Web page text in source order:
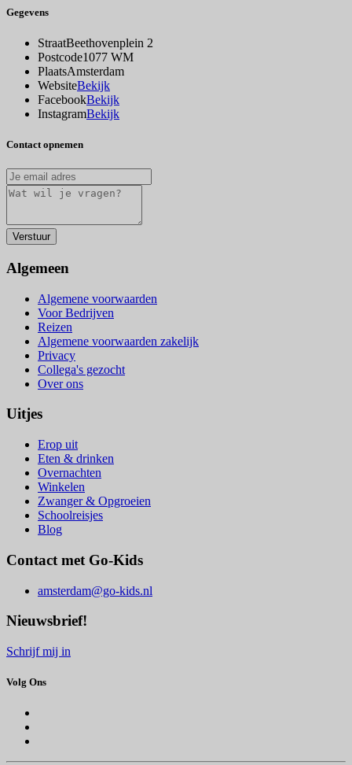
Gegevens
StraatBeethovenplein 2
Postcode1077 WM
PlaatsAmsterdam
WebsiteBekijk
FacebookBekijk
InstagramBekijk
Contact opnemen
Algemeen
Algemene voorwaarden
Voor Bedrijven
Reizen
Algemene voorwaarden zakelijk
Privacy
Collega's gezocht
Over ons
Uitjes
Erop uit
Eten & drinken
Overnachten
Winkelen
Zwanger & Opgroeien
Schoolreisjes
Blog
Contact met Go-Kids
amsterdam@go-kids.nl
Nieuwsbrief!
Schrijf mij in
Volg Ons